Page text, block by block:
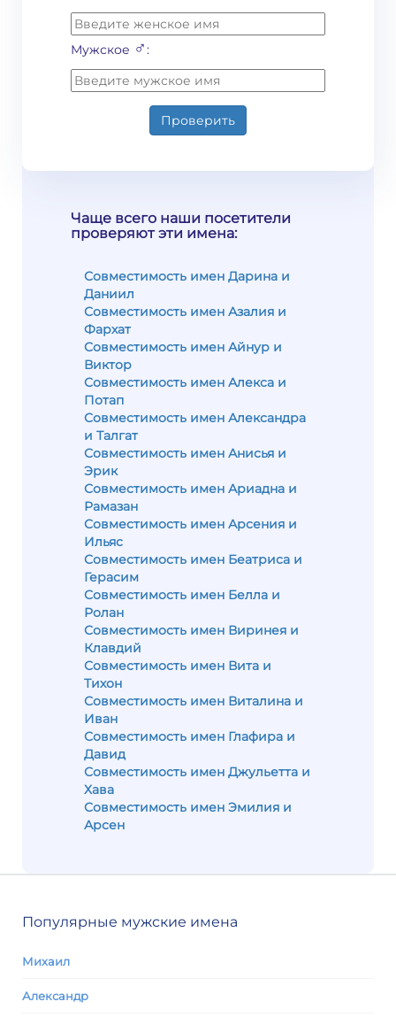
Мужское ♂:
Проверить
Чаще всего наши посетители
проверяют эти имена:
Совместимость имен Дарина и
Даниил
Совместимость имен Азалия и
Фархат
Совместимость имен Айнур и
Виктор
Совместимость имен Алекса и
Потап
Совместимость имен Александра
и Талгат
Совместимость имен Анисья и
Эрик
Совместимость имен Ариадна и
Рамазан
Совместимость имен Арсения и
Ильяс
Совместимость имен Беатриса и
Герасим
Совместимость имен Белла и
Ролан
Совместимость имен Виринея и
Клавдий
Совместимость имен Вита и
Тихон
Совместимость имен Виталина и
Иван
Совместимость имен Глафира и
Давид
Совместимость имен Джульетта и
Хава
Совместимость имен Эмилия и
Арсен
Популярные мужские имена
Михаил
Александр